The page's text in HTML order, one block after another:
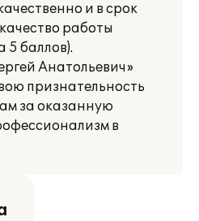
и в срок
работы
5 баллов).
Анатольевич»
признательность
за оказанную
в